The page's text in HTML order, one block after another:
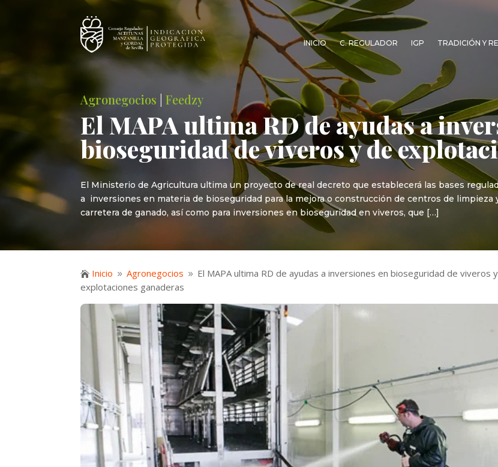
INICIO C. REGULADOR IGP TRADICIÓN Y
Agronegocios |Feedzy
El MAPA ultima RD de ayudas a
bioseguridad de viveros y de
El Ministerio de Agricultura ultima un proyecto de real decreto que establecerá las bases
a inversiones en materia de bioseguridad para la mejora o construcción de centros de
carretera de ganado, así como para inversiones en bioseguridad en viveros, que […]
 Inicio 9 Agronegocios 9 El MAPA ultima RD de ayudas a inversiones en bioseguridad de viveros
explotaciones ganaderas